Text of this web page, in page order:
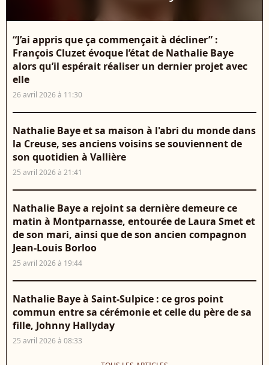
“J’ai appris que ça commençait à décliner” :
François Cluzet évoque l’état de Nathalie Baye
alors qu’il espérait réaliser un dernier projet avec
elle
26 avril 2026 à 11:30
Nathalie Baye et sa maison à l'abri du monde dans
la Creuse, ses anciens voisins se souviennent de
son quotidien à Vallière
25 avril 2026 à 21:41
Nathalie Baye a rejoint sa dernière demeure ce
matin à Montparnasse, entourée de Laura Smet et
de son mari, ainsi que de son ancien compagnon
Jean-Louis Borloo
25 avril 2026 à 19:44
Nathalie Baye à Saint-Sulpice : ce gros point
commun entre sa cérémonie et celle du père de sa
fille, Johnny Hallyday
25 avril 2026 à 08:33